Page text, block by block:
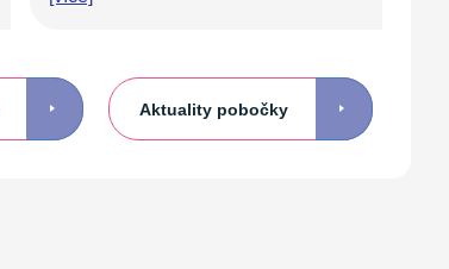
Aktuality pobočky